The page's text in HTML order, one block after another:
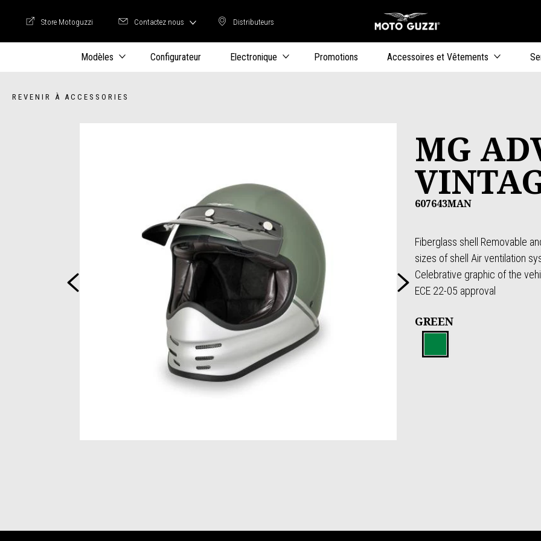
Distributeurs
Distributeurs
Store Motoguzzi
Store Motoguzzi Contactez nous
Modèles Configurateur Electronique Promotions Accessoires et Vêtements
REVENIR À ACCESSORIES
MG
607643MAN
Fiberglass shell Removable
sizes of shell Air ventilation
Celebrative graphic of the
ECE 22-05 approval
GREEN
Précédent Suivant
Green